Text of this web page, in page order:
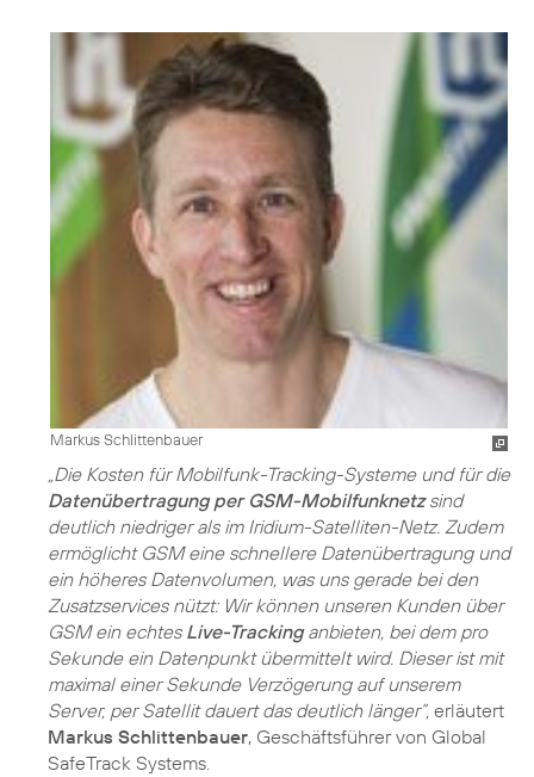
Markus Schlittenbauer
„Die Kosten für Mobilfunk-Tracking-Systeme und für die
Datenübertragung per GSM-Mobilfunknetzsind
deutlich niedriger als im Iridium-Satelliten-Netz. Zudem
ermöglicht GSM eine schnellere Datenübertragung und
ein höheres Datenvolumen, was uns gerade bei den
Zusatzservices nützt: Wir können unseren Kunden über
GSM ein echtes Live-Trackinganbieten, bei dem pro
Sekunde ein Datenpunkt übermittelt wird. Dieser ist mit
maximal einer Sekunde Verzögerung auf unserem
Server, per Satellit dauert das deutlich länger“, erläutert
Markus Schlittenbauer, Geschäftsführer von Global
SafeTrack Systems.